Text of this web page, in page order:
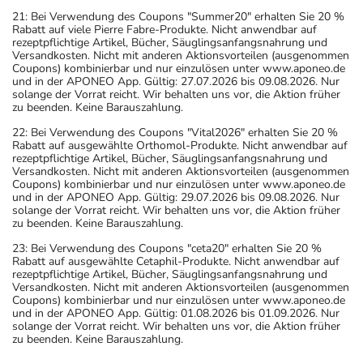
21: Bei Verwendung des Coupons "Summer20" erhalten Sie 20 %
Rabatt auf viele Pierre Fabre-Produkte. Nicht anwendbar auf
rezeptpflichtige Artikel, Bücher, Säuglingsanfangsnahrung und
Versandkosten. Nicht mit anderen Aktionsvorteilen (ausgenommen
Coupons) kombinierbar und nur einzulösen unter www.aponeo.de
und in der APONEO App. Gültig: 27.07.2026 bis 09.08.2026. Nur
solange der Vorrat reicht. Wir behalten uns vor, die Aktion früher
zu beenden. Keine Barauszahlung.
22: Bei Verwendung des Coupons "Vital2026" erhalten Sie 20 %
Rabatt auf ausgewählte Orthomol-Produkte. Nicht anwendbar auf
rezeptpflichtige Artikel, Bücher, Säuglingsanfangsnahrung und
Versandkosten. Nicht mit anderen Aktionsvorteilen (ausgenommen
Coupons) kombinierbar und nur einzulösen unter www.aponeo.de
und in der APONEO App. Gültig: 29.07.2026 bis 09.08.2026. Nur
solange der Vorrat reicht. Wir behalten uns vor, die Aktion früher
zu beenden. Keine Barauszahlung.
23: Bei Verwendung des Coupons "ceta20" erhalten Sie 20 %
Rabatt auf ausgewählte Cetaphil-Produkte. Nicht anwendbar auf
rezeptpflichtige Artikel, Bücher, Säuglingsanfangsnahrung und
Versandkosten. Nicht mit anderen Aktionsvorteilen (ausgenommen
Coupons) kombinierbar und nur einzulösen unter www.aponeo.de
und in der APONEO App. Gültig: 01.08.2026 bis 01.09.2026. Nur
solange der Vorrat reicht. Wir behalten uns vor, die Aktion früher
zu beenden. Keine Barauszahlung.